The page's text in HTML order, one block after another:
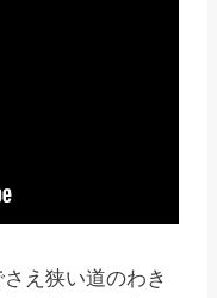
え狭い道のわき